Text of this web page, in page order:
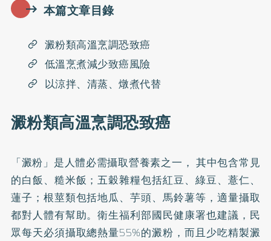
本篇文章目錄
澱粉類高溫烹調恐致癌
低溫烹煮減少致癌風險
以涼拌、清蒸、燉煮代替
澱粉類高溫烹調恐致癌
「澱粉」是人體必需攝取營養素之一， 其中包含常見
的白飯、糙米飯；五穀雜糧包括紅豆、綠豆、薏仁、
蓮子；根莖類包括地瓜、芋頭、馬鈴薯等，適量攝取
都對人體有幫助。衛生福利部國民健康署也建議，民
眾每天必須攝取總熱量55%的澱粉，而且少吃精製澱